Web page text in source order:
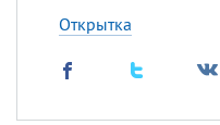
Открытка